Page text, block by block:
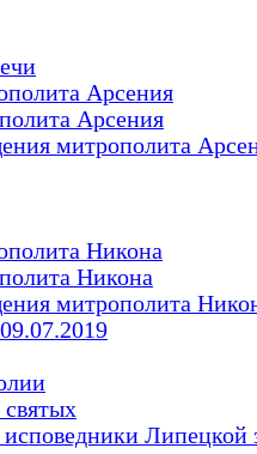
Арсения
Арсения
митрополита
Никона
Никона
митрополита
Липецкой